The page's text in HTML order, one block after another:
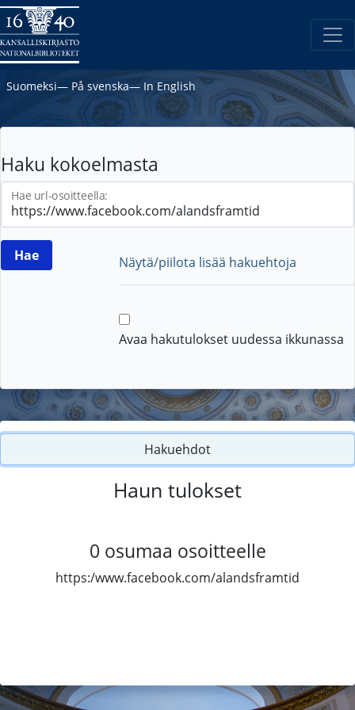
Suomeksi― På svenska― In English
Haku kokoelmasta
Hae url-osoitteella:
Näytä/piilota lisää hakuehtoja
Avaa hakutulokset uudessa ikkunassa
Hakuehdot
Haun tulokset
0 osumaa osoitteelle
https:/www.facebook.com/alandsframtid